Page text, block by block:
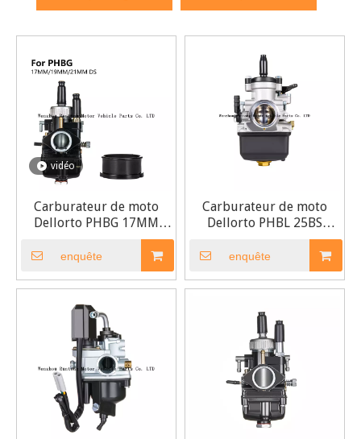
vidéo
Carburateur de moto
Dellorto PHBG 17MM
19MM 21MM édition DS
enquête
Carburateur de moto
Dellorto PHBL 25BS
enquête